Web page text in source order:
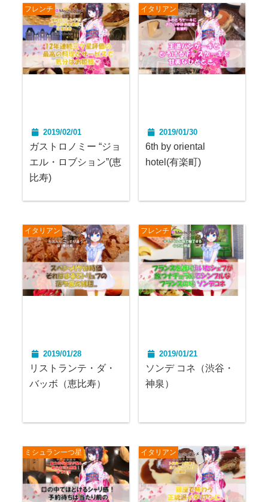
フレンチ
2019/02/01
ガストロノミー “ジョ
エル・ロブション”(恵
比寿)
イタリアン
2019/01/30
6th by oriental
hotel(有楽町)
イタリアン
2019/01/28
リストランテ・ダ・
バッボ（恵比寿）
フレンチ
2019/01/21
ソンデ コネ（渋谷・
神泉）
ミシュラン一つ星 イタリアン